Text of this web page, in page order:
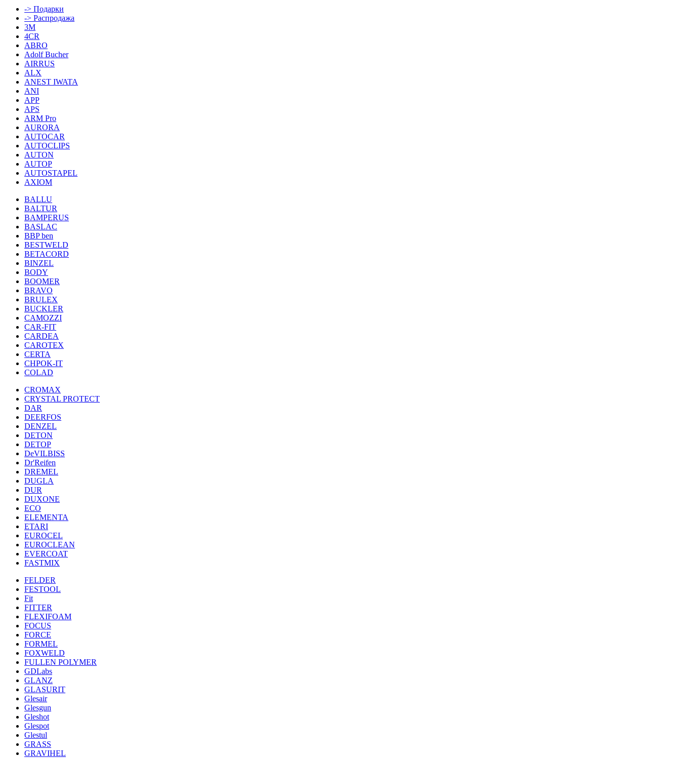
-> Подарки
-> Распродажа
3M
4CR
ABRO
Adolf Bucher
AIRRUS
ALX
ANEST IWATA
ANI
APP
APS
ARM Pro
AURORA
AUTOCAR
AUTOCLIPS
AUTON
AUTOP
AUTOSTAPEL
AXIOM
BALLU
BALTUR
BAMPERUS
BASLAC
BBP ben
BESTWELD
BETACORD
BINZEL
BODY
BOOMER
BRAVO
BRULEX
BUCKLER
CAMOZZI
CAR-FIT
CARDEA
CAROTEX
CERTA
CHPOK-IT
COLAD
CROMAX
CRYSTAL PROTECT
DAR
DEERFOS
DENZEL
DETON
DETOP
DeVILBISS
Dr'Reifen
DREMEL
DUGLA
DUR
DUXONE
ECO
ELEMENTA
ETARI
EUROCEL
EUROCLEAN
EVERCOAT
FASTMIX
FELDER
FESTOOL
Fit
FITTER
FLEXIFOAM
FOCUS
FORCE
FORMEL
FOXWELD
FULLEN POLYMER
GDLabs
GLANZ
GLASURIT
Glesair
Glesgun
Gleshot
Glespot
Glestul
GRASS
GRAVIHEL